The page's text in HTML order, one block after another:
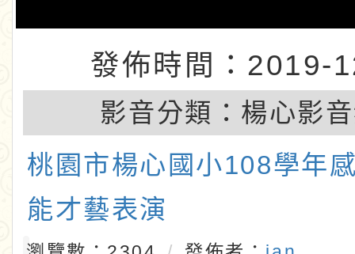
發佈時間：2019-
影音分類： 楊心影
桃園市楊心國小108學年
能才藝表演